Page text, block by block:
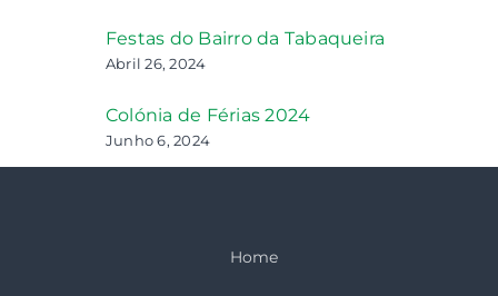
Festas do Bairro da Tabaqueira
Abril 26, 2024
Colónia de Férias 2024
Junho 6, 2024
Home